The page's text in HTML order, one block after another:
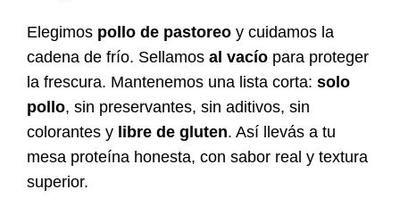
Elegimos pollo de pastoreo y cuidamos la
cadena de frío. Sellamos al vacío para proteger
la frescura. Mantenemos una lista corta: solo
pollo, sin preservantes, sin aditivos, sin
colorantes y libre de gluten. Así llevás a tu
mesa proteína honesta, con sabor real y textura
superior.